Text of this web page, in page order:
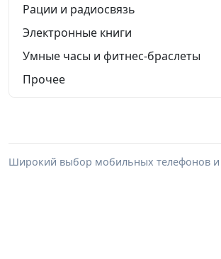
Рации и радиосвязь
Электронные книги
Умные часы и фитнес-браслеты
Прочее
Широкий выбор мобильных телефонов и